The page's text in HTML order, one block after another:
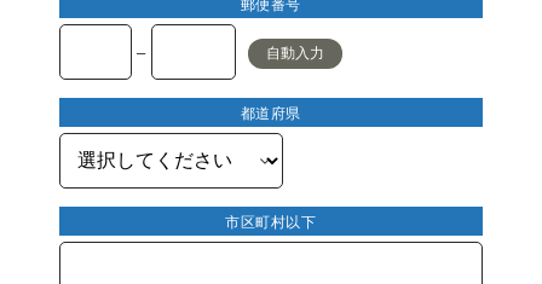
郵便番号
– 自動入力
都道府県
市区町村以下